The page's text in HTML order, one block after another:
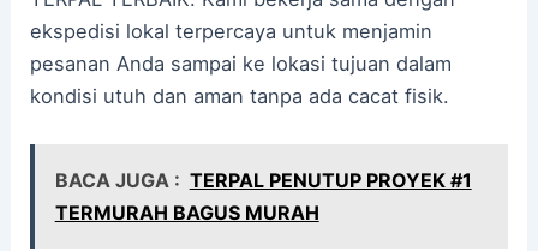
ekspedisi lokal terpercaya untuk menjamin
pesanan Anda sampai ke lokasi tujuan dalam
kondisi utuh dan aman tanpa ada cacat fisik.
BACA JUGA : TERPAL PENUTUP PROYEK #1
TERMURAH BAGUS MURAH